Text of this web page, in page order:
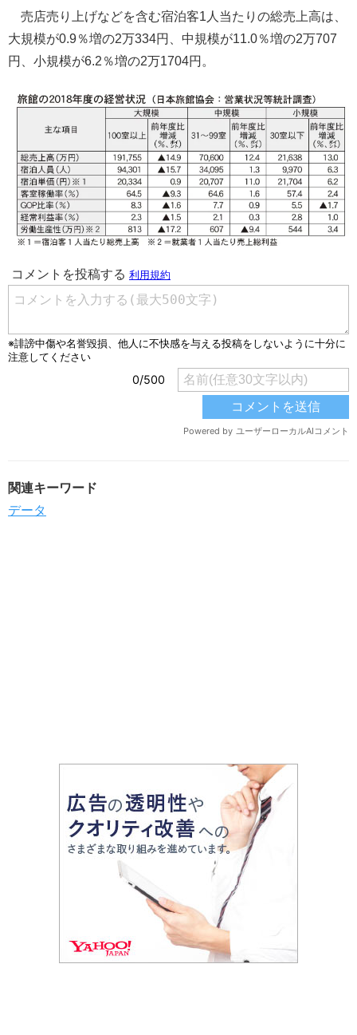
売店売り上げなどを含む宿泊客1人当たりの総売上高は、
大規模が0.9％増の2万334円、中規模が11.0％増の2万707
円、小規模が6.2％増の2万1704円。
関連キーワード
データ